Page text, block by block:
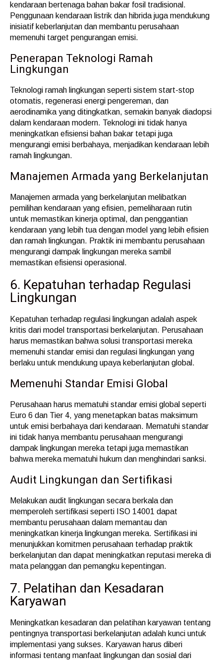
kendaraan bertenaga bahan bakar fosil tradisional.
Penggunaan kendaraan listrik dan hibrida juga mendukung
inisiatif keberlanjutan dan membantu perusahaan
memenuhi target pengurangan emisi.
Penerapan Teknologi Ramah
Lingkungan
Teknologi ramah lingkungan seperti sistem start-stop
otomatis, regenerasi energi pengereman, dan
aerodinamika yang ditingkatkan, semakin banyak diadopsi
dalam kendaraan modern. Teknologi ini tidak hanya
meningkatkan efisiensi bahan bakar tetapi juga
mengurangi emisi berbahaya, menjadikan kendaraan lebih
ramah lingkungan.
Manajemen Armada yang Berkelanjutan
Manajemen armada yang berkelanjutan melibatkan
pemilihan kendaraan yang efisien, pemeliharaan rutin
untuk memastikan kinerja optimal, dan penggantian
kendaraan yang lebih tua dengan model yang lebih efisien
dan ramah lingkungan. Praktik ini membantu perusahaan
mengurangi dampak lingkungan mereka sambil
memastikan efisiensi operasional.
6. Kepatuhan terhadap Regulasi
Lingkungan
Kepatuhan terhadap regulasi lingkungan adalah aspek
kritis dari model transportasi berkelanjutan. Perusahaan
harus memastikan bahwa solusi transportasi mereka
memenuhi standar emisi dan regulasi lingkungan yang
berlaku untuk mendukung upaya keberlanjutan global.
Memenuhi Standar Emisi Global
Perusahaan harus mematuhi standar emisi global seperti
Euro 6 dan Tier 4, yang menetapkan batas maksimum
untuk emisi berbahaya dari kendaraan. Mematuhi standar
ini tidak hanya membantu perusahaan mengurangi
dampak lingkungan mereka tetapi juga memastikan
bahwa mereka mematuhi hukum dan menghindari sanksi.
Audit Lingkungan dan Sertifikasi
Melakukan audit lingkungan secara berkala dan
memperoleh sertifikasi seperti ISO 14001 dapat
membantu perusahaan dalam memantau dan
meningkatkan kinerja lingkungan mereka. Sertifikasi ini
menunjukkan komitmen perusahaan terhadap praktik
berkelanjutan dan dapat meningkatkan reputasi mereka di
mata pelanggan dan pemangku kepentingan.
7. Pelatihan dan Kesadaran
Karyawan
Meningkatkan kesadaran dan pelatihan karyawan tentang
pentingnya transportasi berkelanjutan adalah kunci untuk
implementasi yang sukses. Karyawan harus diberi
informasi tentang manfaat lingkungan dan sosial dari